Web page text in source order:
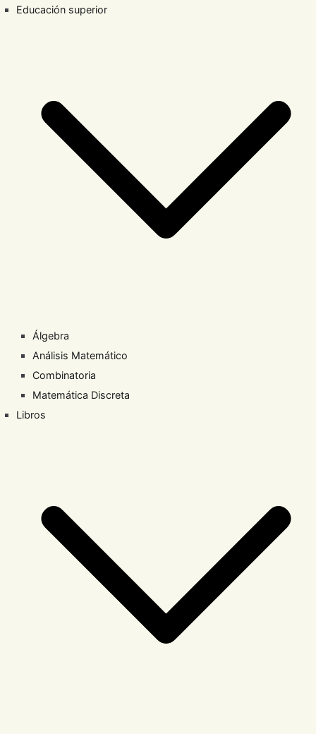
Educación superior
Álgebra
Análisis Matemático
Combinatoria
Matemática Discreta
Libros